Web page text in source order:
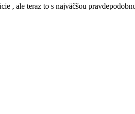
, ale teraz to s najväčšou